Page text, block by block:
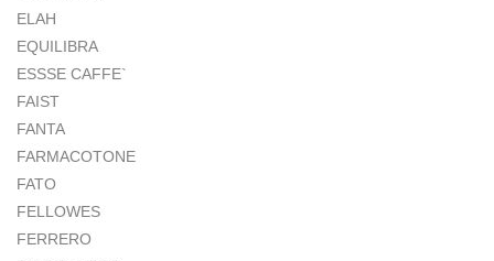
ELAH
EQUILIBRA
ESSSE CAFFE`
FAIST
FANTA
FARMACOTONE
FATO
FELLOWES
FERRERO